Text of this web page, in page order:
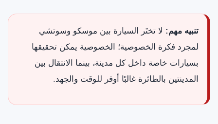
تنبيه مهم: لا تختَر السيارة بين موسكو وسوتشي
لمجرد فكرة الخصوصية؛ الخصوصية يمكن تحقيقها
بسيارات خاصة داخل كل مدينة، بينما الانتقال بين
المدينتين بالطائرة غالبًا أوفر للوقت والجهد.